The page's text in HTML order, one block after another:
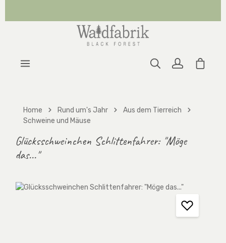
Home Rund um's Jahr
Aus dem Tierreich
Schweine und Mäuse
Glücksschweinchen Schlittenfahrer: "Möge
das..."
Bildergalerie überspringen